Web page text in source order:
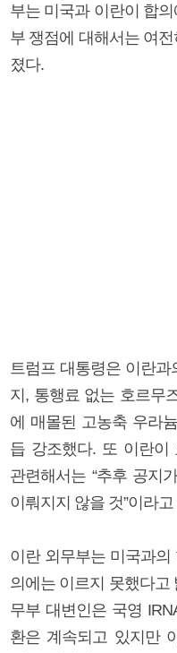
부는 미국과 이란이 합
부 쟁점에 대해서는 여
졌다.
트럼프 대통령은 이란
지, 통행료 없는 호르무
에 매몰된 고농축 우라
듭 강조했다. 또 이란이
관련해서는 “추후 공지
이뤄지지 않을 것”이라
이란 외무부는 미국과
의에는 이르지 못했다고
무부 대변인은 국영
환은 계속되고 있지만